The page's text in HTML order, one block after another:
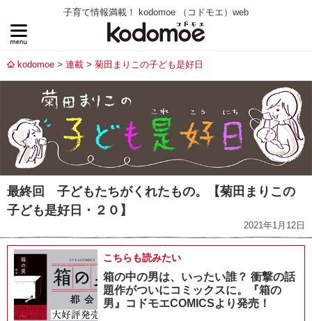
子育て情報満載！ kodomoe （コドモエ）web
kodomoe 連載 菊田まりこの子ども是好日
最終回 子どもたちがくれたもの。【菊田まりこの
子ども是好日・２０】
2021年1月12日
こちらも読みたい
箱の中の男は、いったい誰？ 衝撃の話
題作がついにコミックスに。『箱の
男』コドモエCOMICSより発売！